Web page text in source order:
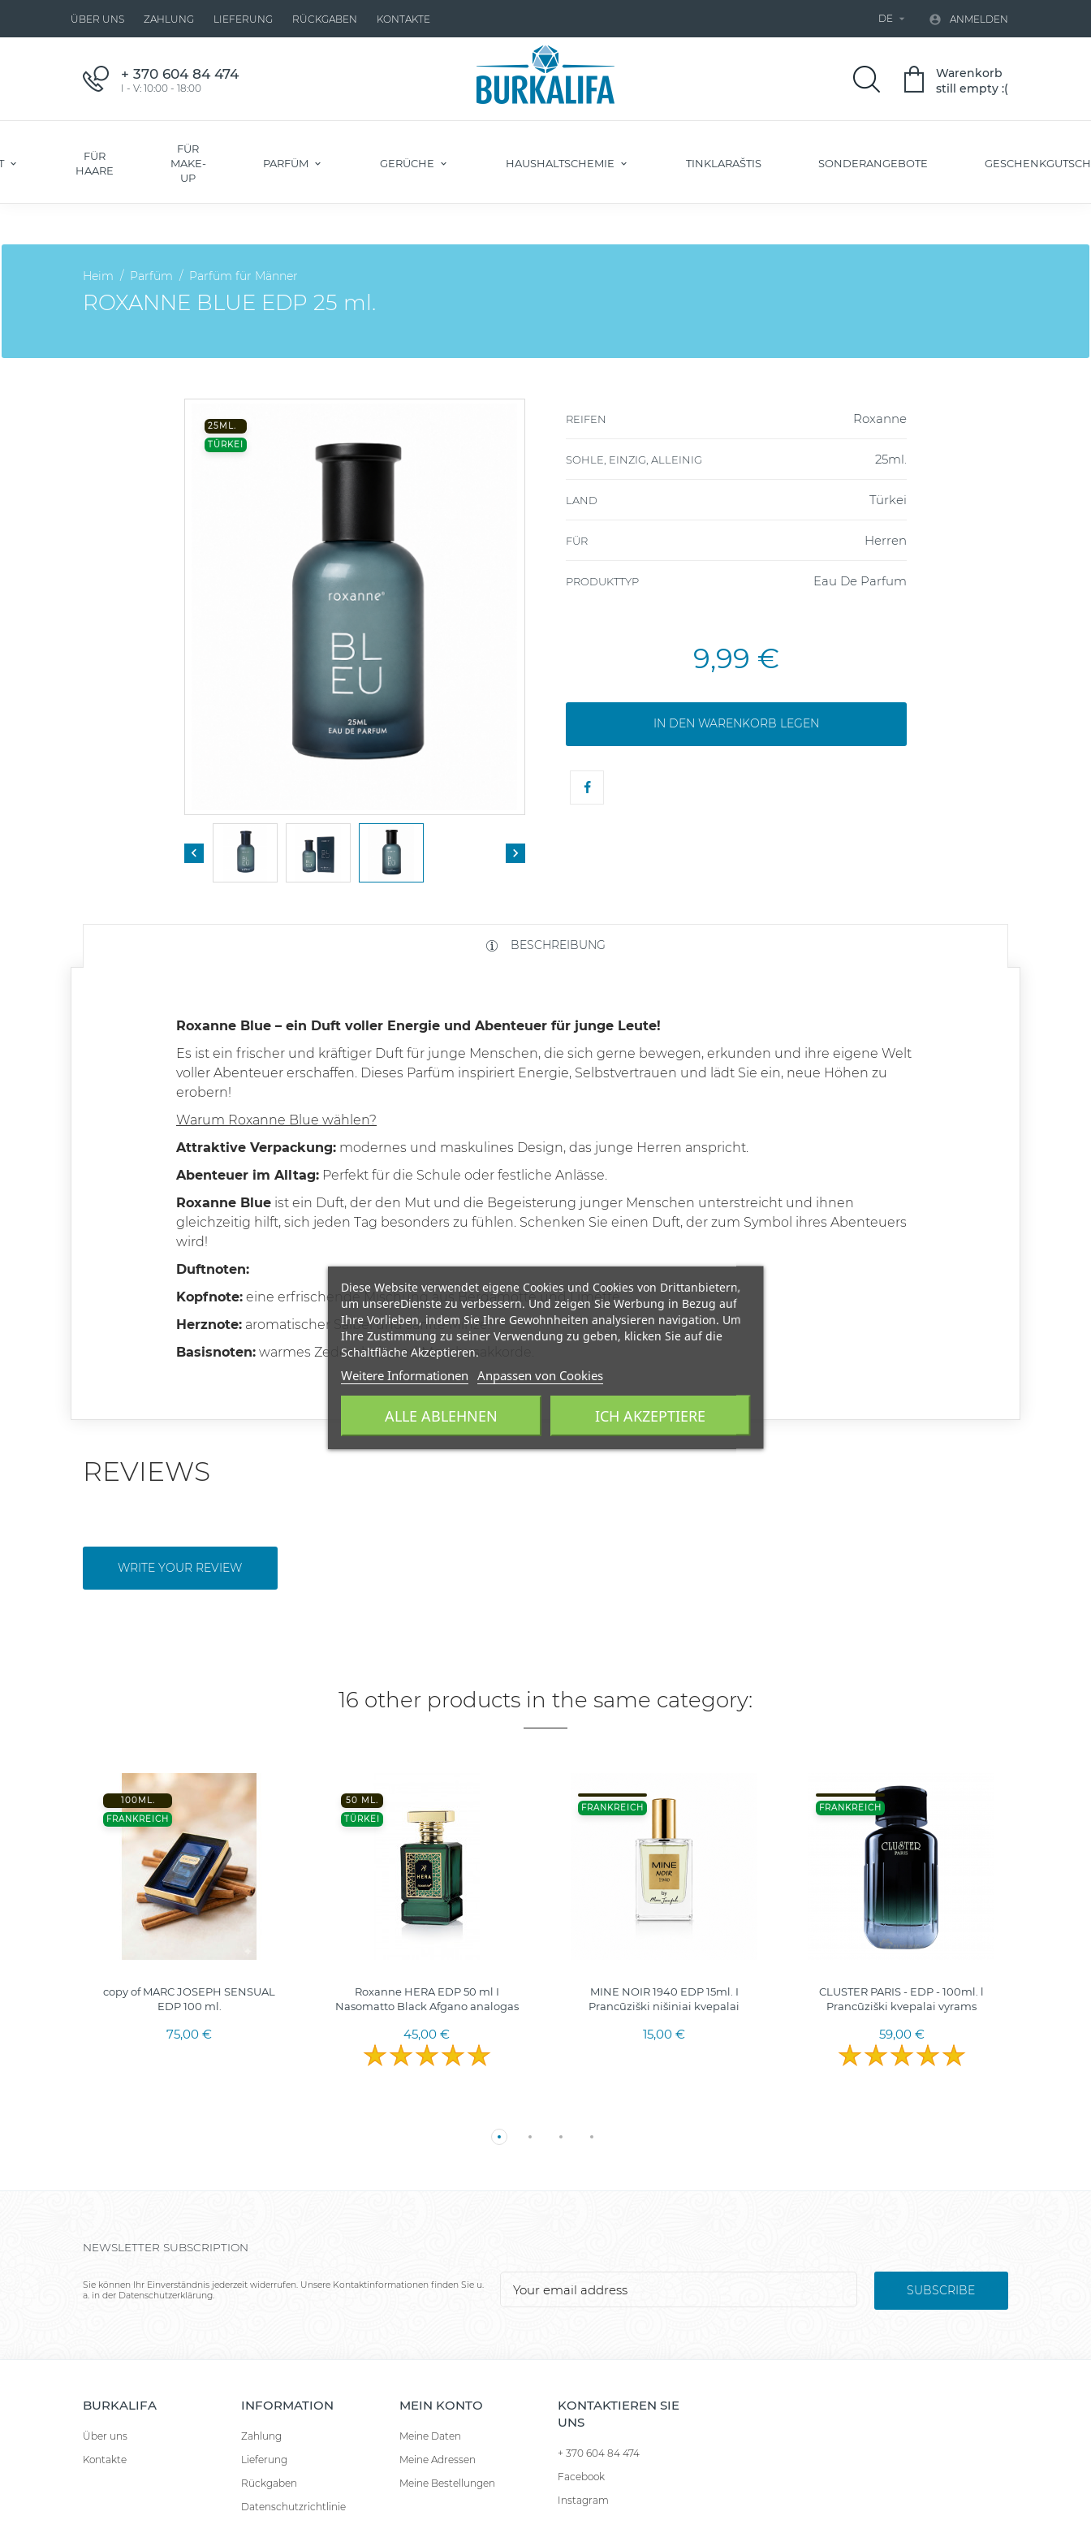
ÜBER UNS ZAHLUNG LIEFERUNG RÜCKGABEN KONTAKTE DE   ANMELDEN
+ 370 604 84 474
I - V: 10:00 - 18:00
Warenkorb
still empty :(
FÜR
HAARE
FÜR
MAKE-
UP
PARFÜM GERÜCHE HAUSHALTSCHEMIE TINKLARAŠTIS SONDERANGEBOTE
Heim Parfüm Parfüm für Männer
ROXANNE BLUE EDP 25 ml.
25ML.
TÜRKEI
 
REIFEN Roxanne
SOHLE, EINZIG, ALLEINIG 25ml.
LAND Türkei
FÜR Herren
PRODUKTTYP Eau De Parfum
9,99 €
IN DEN WARENKORB LEGEN
BESCHREIBUNG
Roxanne Blue – ein Duft voller Energie und Abenteuer für junge Leute!
Es ist ein frischer und kräftiger Duft für junge Menschen, die sich gerne bewegen, erkunden und ihre eigene Welt
voller Abenteuer erschaffen. Dieses Parfüm inspiriert Energie, Selbstvertrauen und lädt Sie ein, neue Höhen zu
erobern!
Warum Roxanne Blue wählen?
Attraktive Verpackung: modernes und maskulines Design, das junge Herren anspricht.
Abenteuer im Alltag: Perfekt für die Schule oder festliche Anlässe.
Roxanne Blue ist ein Duft, der den Mut und die Begeisterung junger Menschen unterstreicht und ihnen
gleichzeitig hilft, sich jeden Tag besonders zu fühlen. Schenken Sie einen Duft, der zum Symbol ihres Abenteuers
wird!
Duftnoten:
Kopfnote: eine erfrischende Mischung aus Bergamotte und Limette.
Herznote: aromatischer Salbei und sanfte Minze.
Basisnoten: warmes Zedernholz und Moschusakkorde.
REVIEWS
WRITE YOUR REVIEW
16 other products in the same category:
100ML.
FRANKREICH
copy of MARC JOSEPH SENSUAL
EDP 100 ml.
75,00 €
50 ML.
TÜRKEI
Roxanne HERA EDP 50 ml I
Nasomatto Black Afgano analogas
45,00 €
FRANKREICH
MINE NOIR 1940 EDP 15ml. I
Prancūziški nišiniai kvepalai
15,00 €
FRANKREICH
CLUSTER PARIS - EDP - 100ml. l
Pranсūziški kvepalai vyrams
59,00 €
NEWSLETTER SUBSCRIPTION
Sie können Ihr Einverständnis jederzeit widerrufen. Unsere Kontaktinformationen finden Sie u.
a. in der Datenschutzerklärung.
SUBSCRIBE
BURKALIFA
Über uns
Kontakte
INFORMATION
Zahlung
Lieferung
Rückgaben
Datenschutzrichtlinie
MEIN KONTO
Meine Daten
Meine Adressen
Meine Bestellungen
KONTAKTIEREN SIE
UNS
+ 370 604 84 474
Facebook
Instagram
Diese Website verwendet eigene Cookies und Cookies von Drittanbietern,
um unsereDienste zu verbessern. Und zeigen Sie Werbung in Bezug auf
Ihre Vorlieben, indem Sie Ihre Gewohnheiten analysieren navigation. Um
Ihre Zustimmung zu seiner Verwendung zu geben, klicken Sie auf die
Schaltfläche Akzeptieren.
Weitere Informationen Anpassen von Cookies
ALLE ABLEHNEN ICH AKZEPTIERE